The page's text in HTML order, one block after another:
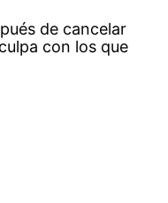
de cancelar
con los que